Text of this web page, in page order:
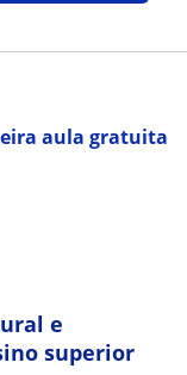
aula gratuita
e
superior